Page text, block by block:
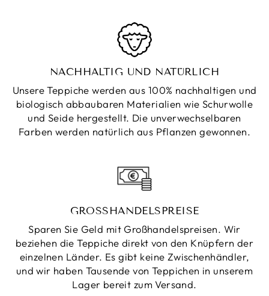
NACHHALTIG UND NATÜRLICH
Unsere Teppiche werden aus 100% nachhaltigen und
biologisch abbaubaren Materialien wie Schurwolle
und Seide hergestellt. Die unverwechselbaren
Farben werden natürlich aus Pflanzen gewonnen.
GROSSHANDELSPREISE
Sparen Sie Geld mit Großhandelspreisen. Wir
beziehen die Teppiche direkt von den Knüpfern der
einzelnen Länder. Es gibt keine Zwischenhändler,
und wir haben Tausende von Teppichen in unserem
Lager bereit zum Versand.